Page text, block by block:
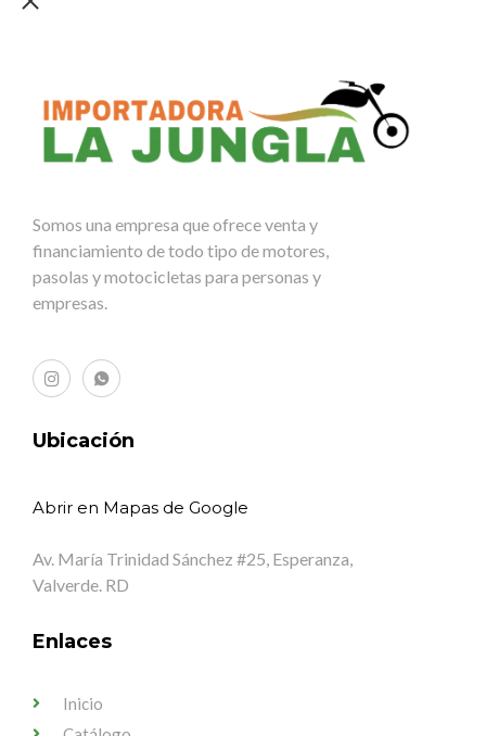
Somos una empresa que ofrece venta y
financiamiento de todo tipo de motores,
pasolas y motocicletas para personas y
empresas.
Ubicación
Abrir en Mapas de Google
Av. María Trinidad Sánchez #25, Esperanza,
Valverde. RD
Enlaces
Inicio